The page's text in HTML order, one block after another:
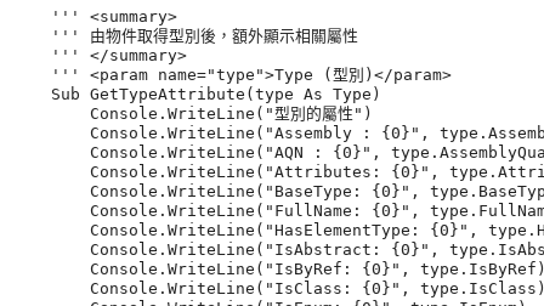
    ''' <summary>
    ''' 由物件取得型別後，額外顯示相關屬性
    ''' </summary>
    ''' <param name="type">Type (型別)</param>
    Sub GetTypeAttribute(type As Type)
        Console.WriteLine("型別的屬性")
Console.WriteLine("Assembly : {0}",
Console.WriteLine("AQN : {0}",
Console.WriteLine("Attributes: {0}",
Console.WriteLine("BaseType: {0}",
Console.WriteLine("FullName: {0}",
Console.WriteLine("HasElementType: {0}",
Console.WriteLine("IsAbstract: {0}",
Console.WriteLine("IsByRef: {0}",
Console.WriteLine("IsClass: {0}",